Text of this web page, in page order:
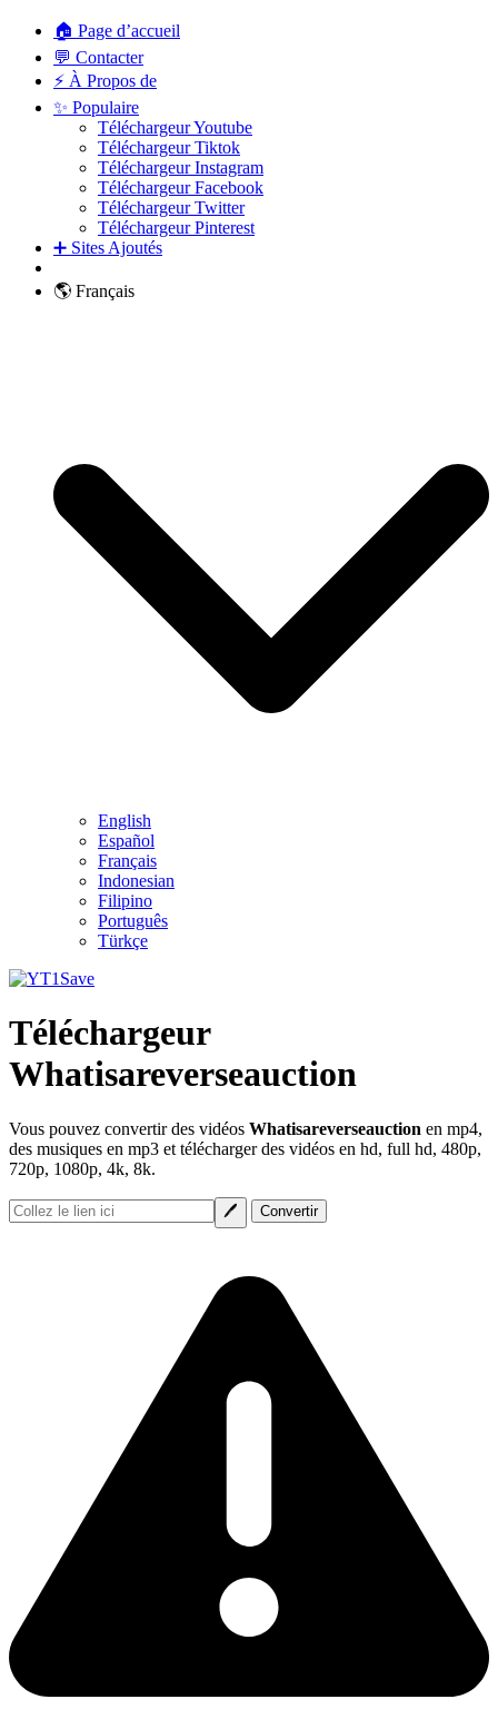
🏠 Page d’accueil
💬 Contacter
⚡ À Propos de
✨ Populaire
Téléchargeur Youtube
Téléchargeur Tiktok
Téléchargeur Instagram
Téléchargeur Facebook
Téléchargeur Twitter
Téléchargeur Pinterest
➕ Sites Ajoutés
🌎 Français
English
Español
Français
Indonesian
Filipino
Português
Türkçe
Téléchargeur
Whatisareverseauction
Vous pouvez convertir des vidéos Whatisareverseauction en mp4,
des musiques en mp3 et télécharger des vidéos en hd, full hd, 480p,
720p, 1080p, 4k, 8k.